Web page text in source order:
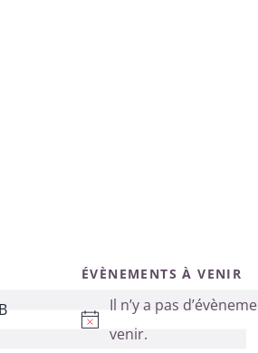
ÉVÈNEMENTS À VENIR
Notice
Il n’y a pas
venir.